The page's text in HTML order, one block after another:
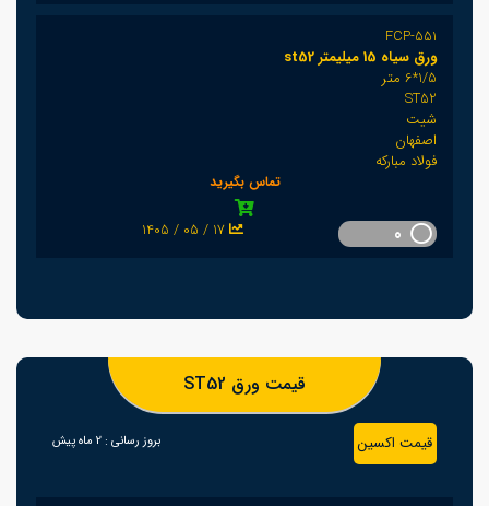
FCP-551
ورق سیاه 15 میلیمتر st52
1/5*6 متر
ST52
شیت
اصفهان
فولاد مبارکه
تماس بگیرید
1405 / 05 / 17
قیمت ورق ST52
قیمت اکسین بروز رسانی : 2 ماه پیش